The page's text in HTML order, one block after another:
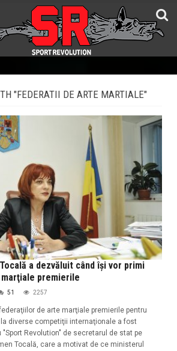
"FEDERATII DE ARTE MARTIALE"
Tocală a dezvăluit când îşi vor primi
premierile
51 2257
de arte marţiale premierile pentru
diverse competiţii internaţionale a fost
Revolution" de secretarul de stat pe
Tocală, care a motivat de ce ministerul